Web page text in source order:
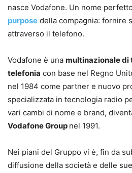
nasce Vodafone. Un nome
purpose della compagnia: fornire
attraverso il telefono.
Vodafone è una multinazionale di
telefonia con base nel Regno
nel 1984 come partner e nuovo
specializzata in tecnologia radio
vari cambi di nome e brand,
Vodafone Group nel 1991.
Nei piani del Gruppo vi è, fin da
diffusione della società e delle